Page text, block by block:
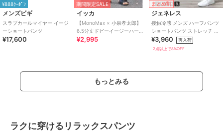
¥888ｸｰﾎﾟﾝ
メンズビギ
スラブカールマイヤー イージ
ーショートパンツ
¥17,600
期間限定SALE
イッカ
【MonoMax × 小泉孝太郎】
6.5分丈ドビーイージーハーフ
パンツ
¥2,995
まとめ割
ジェネレス
接触冷感 メンズ ハーフパンツ
ショートパンツ ストレッチ 涼
しい 冷感 吸水速乾 無地 ドラ
イ
¥3,960 再入荷
2点以上で8%OFF
もっとみる
ラクに穿けるリラックスパンツ